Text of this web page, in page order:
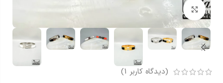
بزرگنمایی تصویر
(دیدگاه کاربر 1
)